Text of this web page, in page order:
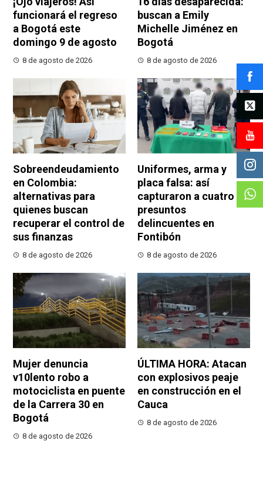
funcionará el regreso
a Bogotá este
domingo 9 de agosto
8 de agosto de 2026
buscan a Emily
Michelle Jiménez en
Bogotá
8 de agosto de 2026
Sobreendeudamiento
en Colombia:
alternativas para
quienes buscan
recuperar el control de
sus finanzas
8 de agosto de 2026
Uniformes, arma y
placa falsa: así
capturaron a cuatro
presuntos
delincuentes en
Fontibón
8 de agosto de 2026
Mujer denuncia
v10lento robo a
motociclista en puente
de la Carrera 30 en
Bogotá
8 de agosto de 2026
ÚLTIMA HORA: Atacan
con explosivos peaje
en construcción en el
Cauca
8 de agosto de 2026